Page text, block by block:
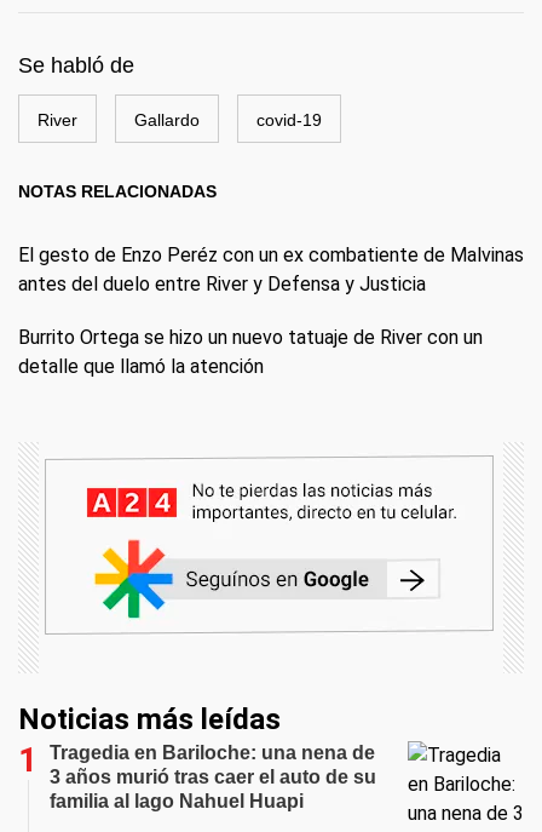
Se habló de
River Gallardo covid-19
NOTAS RELACIONADAS
El gesto de Enzo Peréz con un ex combatiente de Malvinas
antes del duelo entre River y Defensa y Justicia
Burrito Ortega se hizo un nuevo tatuaje de River con un
detalle que llamó la atención
Noticias más leídas
Tragedia en Bariloche: una nena de
3 años murió tras caer el auto de su
familia al lago Nahuel Huapi